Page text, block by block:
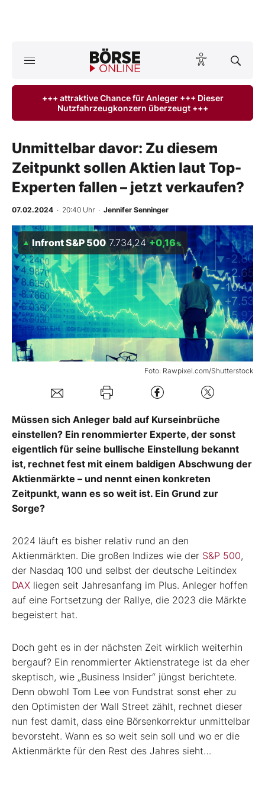
ktuelle Ausgabe BÖRSE ONLINE lesen
Anlageprodukte
Finanz-Check
Abo & Shop
BO-Musterdepots
Experten
Mein B:O
Mein Konto
+++ attraktive Chance für Anleger +++ Dieser
Nutzfahrzeugkonzern überzeugt +++
Unmittelbar davor: Zu diesem
Zeitpunkt sollen Aktien laut Top-
Experten fallen – jetzt verkaufen?
07.02.2024 · 20:40 Uhr · Jennifer Senninger
Foto: Rawpixel.com/Shutterstock
Infront S&P 500 7.734,24 +0,16%
Müssen sich Anleger bald auf Kurseinbrüche
einstellen? Ein renommierter Experte, der sonst
eigentlich für seine bullische Einstellung bekannt
ist, rechnet fest mit einem baldigen Abschwung der
Aktienmärkte – und nennt einen konkreten
Zeitpunkt, wann es so weit ist. Ein Grund zur
Sorge?
2024 läuft es bisher relativ rund an den
Aktienmärkten. Die großen Indizes wie der S&P 500,
der Nasdaq 100 und selbst der deutsche Leitindex
DAX liegen seit Jahresanfang im Plus. Anleger hoffen
auf eine Fortsetzung der Rallye, die 2023 die Märkte
begeistert hat.
Doch geht es in der nächsten Zeit wirklich weiterhin
bergauf? Ein renommierter Aktienstratege ist da eher
skeptisch, wie „Business Insider“ jüngst berichtete.
Denn obwohl Tom Lee von Fundstrat sonst eher zu
den Optimisten der Wall Street zählt, rechnet dieser
nun fest damit, dass eine Börsenkorrektur unmittelbar
bevorsteht. Wann es so weit sein soll und wo er die
Aktienmärkte für den Rest des Jahres sieht…